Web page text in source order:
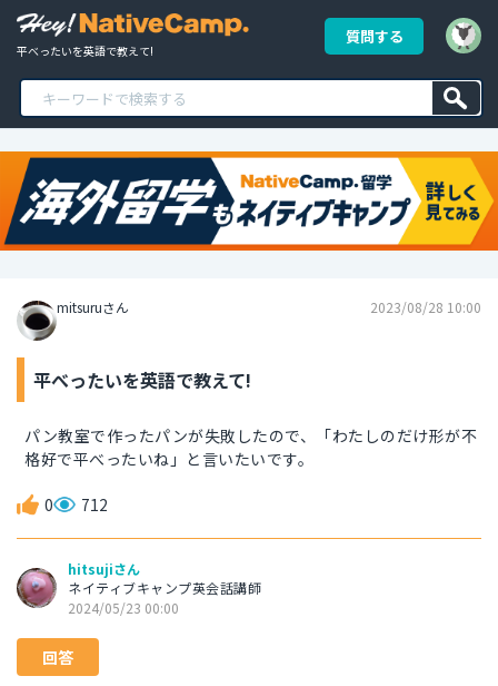
平べったいを英語で教えて!
質問する
mitsuruさん 2023/08/28 10:00
平べったいを英語で教えて!
パン教室で作ったパンが失敗したので、「わたしのだけ形が不
格好で平べったいね」と言いたいです。
0 712
hitsujiさん
ネイティブキャンプ英会話講師
2024/05/23 00:00
回答